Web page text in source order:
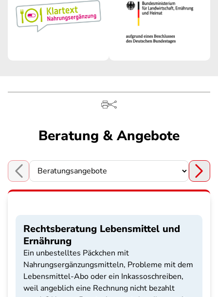
Beratung & Angebote
Choose a section
Rechtsberatung Lebensmittel und
Ernährung
Ein unbestelltes Päckchen mit
Nahrungsergänzungsmitteln, Probleme mit dem
Lebensmittel-Abo oder ein Inkassoschreiben,
weil angeblich eine Rechnung nicht bezahlt